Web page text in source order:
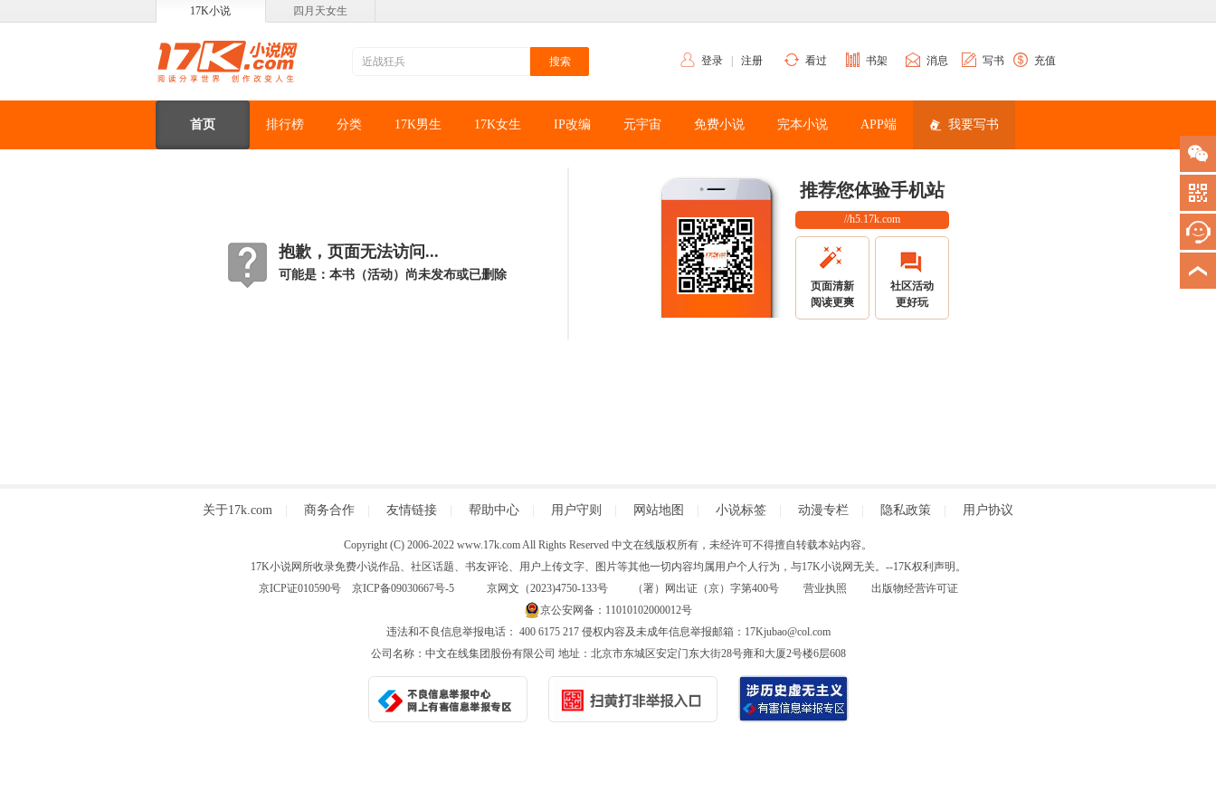
17K小说 四月天女生
登录 注册 看过 书架 消息 写书 充值
首页 排行榜 分类 17K男生 17K女生 IP改编 元宇宙 免费小说 完本小说 APP端 我要写书
抱歉，页面无法访问...
可能是：本书（活动）尚未发布或已删除
推荐您体验手机站
//h5.17k.com
页面清新
阅读更爽
社区活动
更好玩
关于17k.com 商务合作 友情链接 帮助中心 用户守则 网站地图 小说标签 动漫专栏 隐私政策 用户协议
Copyright (C) 2006-2022 www.17k.com All Rights Reserved 中文在线版权所有，未经许可不得擅自转载本站内容。
17K小说网所收录免费小说作品、社区话题、书友评论、用户上传文字、图片等其他一切内容均属用户个人行为，与17K小说网无关。--17K权利声明。
京ICP证010590号 京ICP备09030667号-5京网文（2023)4750-133号 （署）网出证（京）字第400号 营业执照
出版物经营许可证
京公安网备：11010102000012号
违法和不良信息举报电话： 400 6175 217 侵权内容及未成年信息举报邮箱：17Kjubao@col.com
公司名称：中文在线集团股份有限公司 地址：北京市东城区安定门东大街28号雍和大厦2号楼6层608